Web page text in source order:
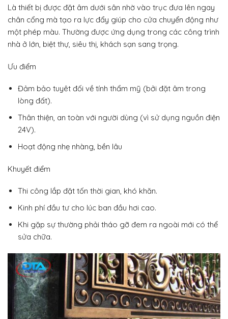
Là thiết bị được đặt âm dưới sân nhờ vào trục đưa lên ngay
chân cổng mà tạo ra lực đẩy giúp cho cửa chuyển động như
một phép màu. Thường được ứng dụng trong các công trình
nhà ở lớn, biệt thự, siêu thị, khách sạn sang trọng.
Ưu điểm
Đảm bảo tuyêt đối về tính thẩm mỹ (bởi đặt âm trong
lòng đất).
Thân thiện, an toàn với người dùng (vì sử dụng nguồn điện
24V).
Hoạt động nhẹ nhàng, bền lâu
Khuyết điểm
Thi công lắp đặt tốn thời gian, khó khăn.
Kinh phí đầu tư cho lúc ban đầu hơi cao.
Khi gặp sự thường phải tháo gỡ đem ra ngoài mới có thể
sửa chữa.